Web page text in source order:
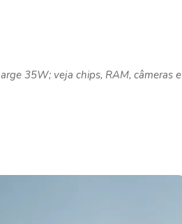
35W; veja chips, RAM, câmeras e